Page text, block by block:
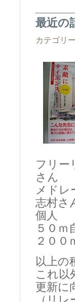
最近の
カテゴリ
フリー
さん
メドレ
志村さ
個人
５０ｍ
２００
以上の
これ以
更新に